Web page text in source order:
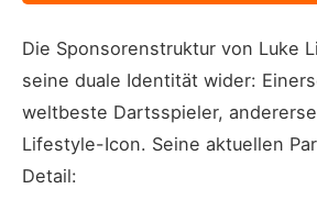
Die Sponsorenstruktur von Luke
seine duale Identität wider:
weltbeste Dartsspieler,
Lifestyle-Icon. Seine aktuellen
Detail: